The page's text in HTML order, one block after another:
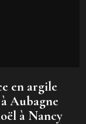
en argile
Aubagne
à Nancy